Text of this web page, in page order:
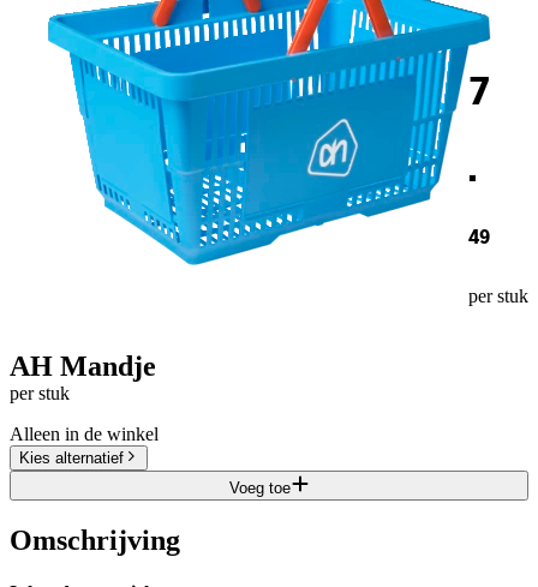
7
.
49
per stuk
AH Mandje
per stuk
Alleen in de winkel
Kies alternatief
Voeg toe
Omschrijving